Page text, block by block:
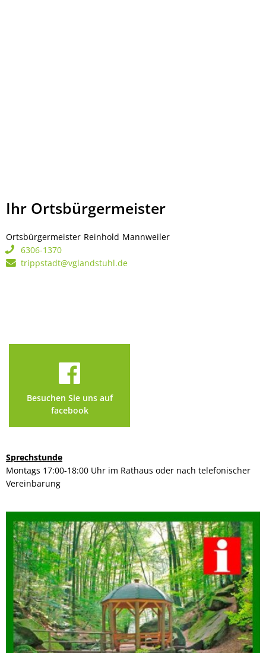
Ihr Ortsbürgermeister
Ortsbürgermeister Reinhold Mannweiler
6306-1370
trippstadt@vglandstuhl.de
Besuchen Sie uns auf
facebook
Sprechstunde
Montags 17:00-18:00 Uhr im Rathaus oder nach telefonischer
Vereinbarung